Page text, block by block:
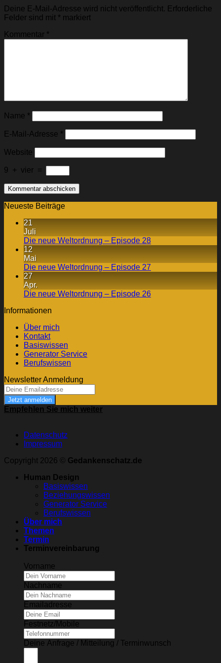
Deine E-Mail-Adresse wird nicht veröffentlicht. Erforderliche
Felder sind mit * markiert
Kommentar *
Name *
E-Mail-Adresse *
Website
9 + vier =
Neueste Beiträge
21
Juli
Die neue Weltordnung – Episode 28
12
Mai
Die neue Weltordnung – Episode 27
27
Apr.
Die neue Weltordnung – Episode 26
Informationen
Über mich
Kontakt
Basiswissen
Generator Service
Berufswissen
Newsletter Anmeldung
Jetzt anmelden
Empfehlen Sie mich weiter
Datenschutz
Impressum
Copyright 2026 © Gedankenschatz.de
Human Design
Basiswissen
Beziehungswissen
Generator Service
Berufswissen
Über mich
Themen
Termin
Terminvereinbarung
Vorname
Nachname
Emailadresse
Festnetz/Mobile
Deine Anfrage / Mitteilung / Terminwunsch